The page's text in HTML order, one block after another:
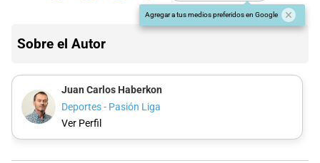
Agregar a tus medios preferidos en Google
Sobre el Autor
Juan Carlos Haberkon
Deportes - Pasión Liga
Ver Perfil